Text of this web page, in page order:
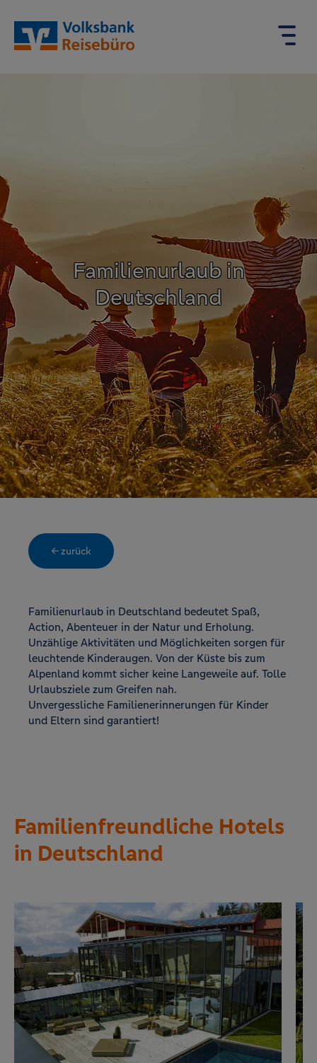
Familienurlaub in
Deutschland
← zurück
Familienurlaub in Deutschland bedeutet Spaß,
Action, Abenteuer in der Natur und Erholung.
Unzählige Aktivitäten und Möglichkeiten sorgen für
leuchtende Kinderaugen. Von der Küste bis zum
Alpenland kommt sicher keine Langeweile auf. Tolle
Urlaubsziele zum Greifen nah.
Unvergessliche Familienerinnerungen für Kinder
und Eltern sind garantiert!
Familienfreundliche Hotels
in Deutschland